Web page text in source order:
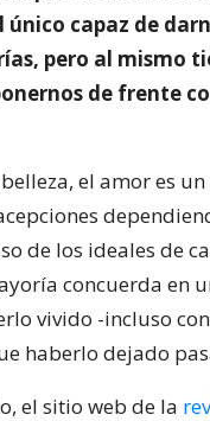
único capaz de
pero al mismo
de frente
el amor es
de los ideales de
concuerda en
vivido -incluso
haberlo dejado
el sitio web de la